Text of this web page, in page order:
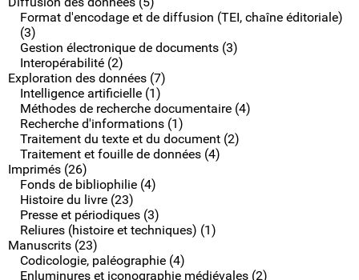
Format d'encodage et de diffusion (TEI, chaîne éditoriale)
(3)
Gestion électronique de documents (3)
Interopérabilité (2)
Exploration des données (7)
Intelligence artificielle (1)
Méthodes de recherche documentaire (4)
Recherche d'informations (1)
Traitement du texte et du document (2)
Traitement et fouille de données (4)
Imprimés (26)
Fonds de bibliophilie (4)
Histoire du livre (23)
Presse et périodiques (3)
Reliures (histoire et techniques) (1)
Manuscrits (23)
Codicologie, paléographie (4)
Enluminures et iconographie médiévales (2)